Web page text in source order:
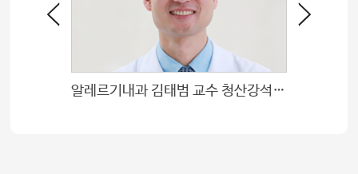
알레르기내과 김태범 교수 청산강석영학술상